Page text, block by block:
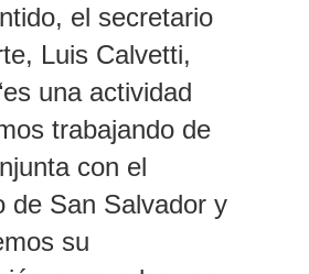
el secretario
Luis Calvetti,
una actividad
trabajando de
con el
de San Salvador y
su